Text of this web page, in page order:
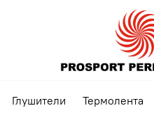
Глушители Термолента